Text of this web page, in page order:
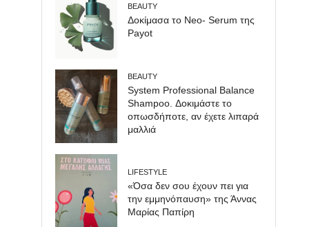
BEAUTY
Δοκίμασα το Neo- Serum της
Payot
BEAUTY
System Professional Balance
Shampoo. Δοκιμάστε το
οπωσδήποτε, αν έχετε λιπαρά
μαλλιά
LIFESTYLE
«Όσα δεν σου έχουν πει για
την εμμηνόπαυση» της Άννας
Μαρίας Παπίρη